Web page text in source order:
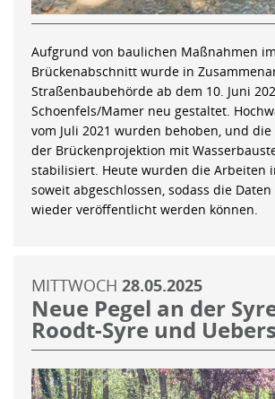
Aufgrund von baulichen Maßnahmen im
Brückenabschnitt wurde in
Straßenbaubehörde ab dem 10. Juni
Schoenfels/Mamer neu gestaltet.
vom Juli 2021 wurden behoben, und
der Brückenprojektion mit
stabilisiert. Heute wurden die Arbeiten
soweit abgeschlossen, sodass die Daten
wieder veröffentlicht werden können.
MITTWOCH 28.05.2025
Neue Pegel an der
Roodt-Syre und